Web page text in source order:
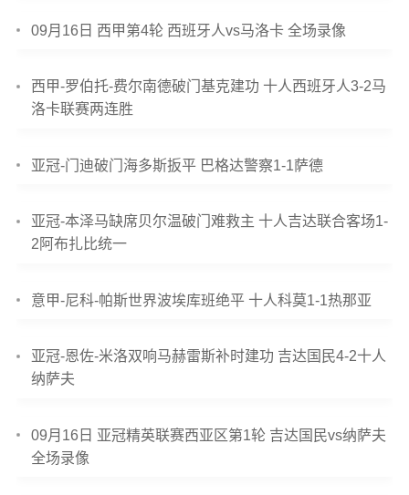
09月16日 西甲第4轮 西班牙人vs马洛卡 全场录像
西甲-罗伯托-费尔南德破门基克建功 十人西班牙人3-2马
洛卡联赛两连胜
亚冠-门迪破门海多斯扳平 巴格达警察1-1萨德
亚冠-本泽马缺席贝尔温破门难救主 十人吉达联合客场1-
2阿布扎比统一
意甲-尼科-帕斯世界波埃库班绝平 十人科莫1-1热那亚
亚冠-恩佐-米洛双响马赫雷斯补时建功 吉达国民4-2十人
纳萨夫
09月16日 亚冠精英联赛西亚区第1轮 吉达国民vs纳萨夫
全场录像